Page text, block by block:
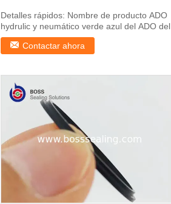
Detalles rápidos: Nombre de producto ADO
hydrulic y neumático verde azul del ADO del
sello del ...
Contactar ahora